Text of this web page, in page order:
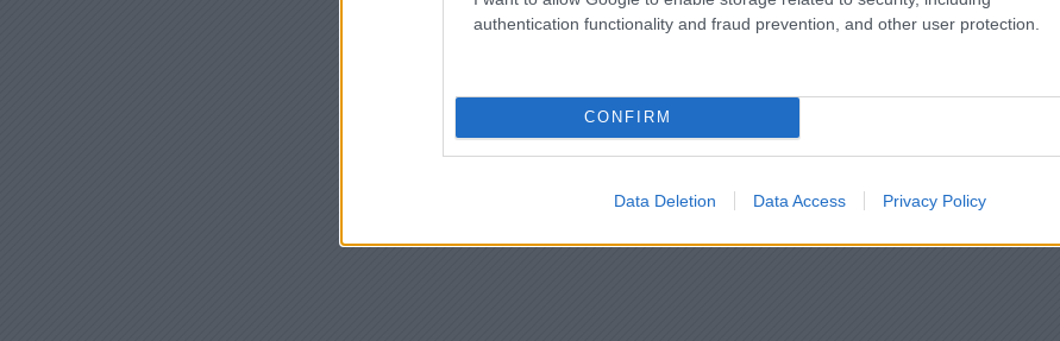
authentication functionality and fraud prevention, and other user protection.
CONFIRM
Data Deletion Data Access Privacy Policy